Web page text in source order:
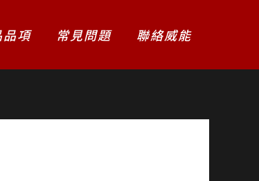
品項 常見問題 聯絡威能